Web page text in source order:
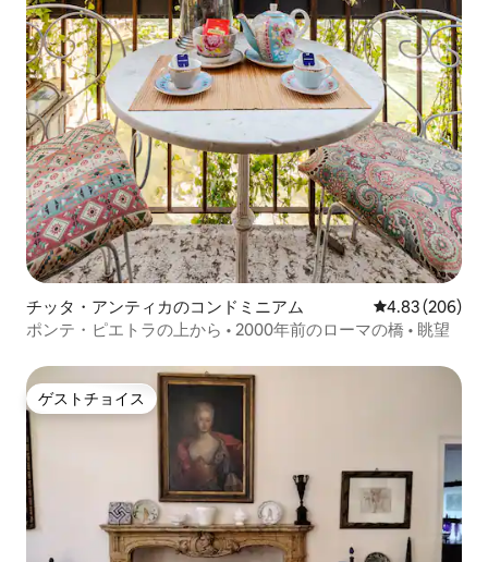
チッタ・アンティカのコンドミニアム レビュー206
4.83 (206)
ポンテ・ピエトラの上から • 2000年前のローマの橋 • 眺望
ゲストチョイス
ゲストチョイス